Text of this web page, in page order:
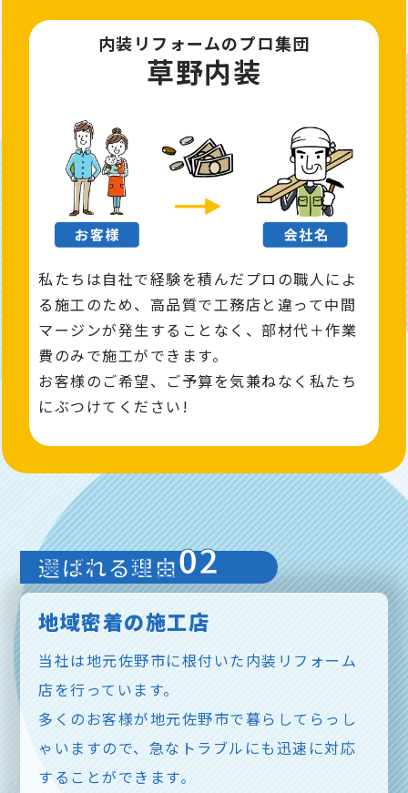
内装リフォームのプロ集団
草野内装
私たちは自社で経験を積んだプロの職人によ
る施工のため、高品質で工務店と違って中間
マージンが発⽣することなく、部材代＋作業
費のみで施工ができます。
お客様のご希望、ご予算を気兼ねなく私たち
にぶつけてください!
選ばれる理由02
地域密着の施工店
当社は地元佐野市に根付いた内装リフォーム
店を行っています。
多くのお客様が地元佐野市で暮らしてらっし
ゃいますので、急なトラブルにも迅速に対応
することができます。